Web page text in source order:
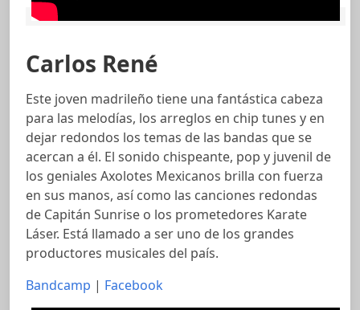
Carlos René
Este joven madrileño tiene una fantástica cabeza
para las melodías, los arreglos en chip tunes y en
dejar redondos los temas de las bandas que se
acercan a él. El sonido chispeante, pop y juvenil de
los geniales Axolotes Mexicanos brilla con fuerza
en sus manos, así como las canciones redondas
de Capitán Sunrise o los prometedores Karate
Láser. Está llamado a ser uno de los grandes
productores musicales del país.
Bandcamp | Facebook